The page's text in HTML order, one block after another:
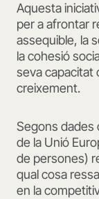
Aquesta
per a afrontar
assequible, la
la cohesió
seva capacitat
creixement.
Segons dades
de la Unió
de persones)
qual cosa
en la